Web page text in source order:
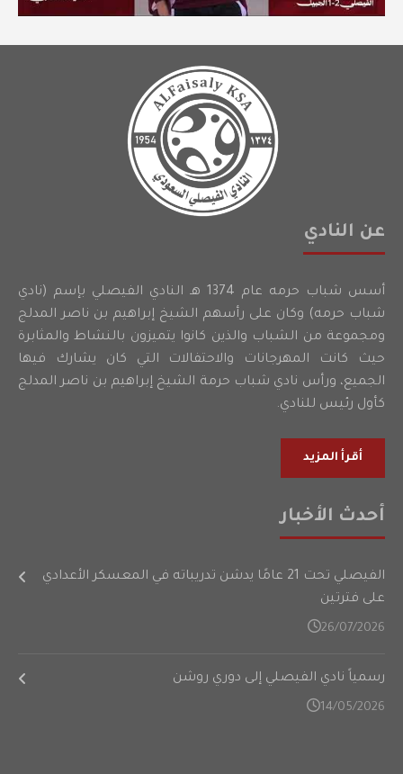
عن النادي
أسس شباب حرمه عام 1374 هـ النادي الفيصلي بإسم (نادي
شباب حرمه) وكان على رأسهم الشيخ إبراهيم بن ناصر المدلج
ومجموعة من الشباب والذين كانوا يتميزون بالنشاط والمثابرة
حيث كانت المهرجانات والاحتفالات التي كان يشارك فيها
الجميع، ورأس نادي شباب حرمة الشيخ إبراهيم بن ناصر المدلج
كأول رئيس للنادي.
أقرأ المزيد
أحدث الأخبار
الفيصلي تحت 21 عامًا يدشن تدريباته في المعسكر الأعدادي
على فترتين
26/07/2026
رسمياً نادي الفيصلي إلى دوري روشن
14/05/2026